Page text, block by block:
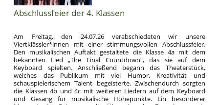
Abschlussfeier der 4. Klassen
Am Freitag, den 24.07.26 verabschiedeten wir unsere
Viertklässler*innen mit einer stimmungsvollen Abschlussfeier.
Den musikalischen Auftakt gestaltete die Klasse 4a mit dem
bekannten Lied „The Final Countdown“, das sie auf dem
Keyboard spielten. Anschließend begann das Theaterstück,
welches das Publikum mit viel Humor, Kreativität und
schauspielerischem Talent begeisterte. Zwischendurch sorgten
die Klassen 4b und 4c mit weiteren Liedern auf dem Keyboard
und Gesang für musikalische Höhepunkte. Ein besonderer